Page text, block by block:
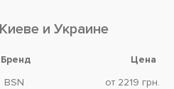
и Украине
Бренд
Цена
BSN
от 2219 грн.